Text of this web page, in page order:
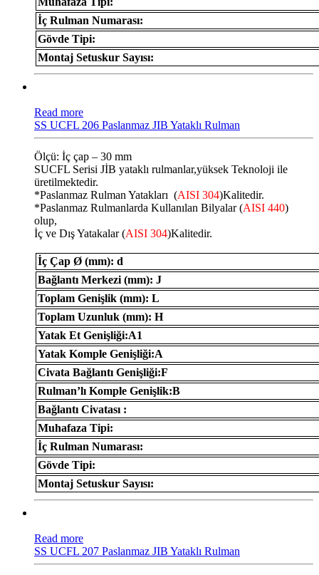
İç Rulman Numarası:
Gövde Tipi:
Montaj Setuskur Sayısı:
Read more
SS UCFL 206 Paslanmaz JIB Yataklı Rulman
Ölçü: İç çap – 30 mm
SUCFL Serisi JİB ​​yataklı rulmanlar,yüksek Teknoloji ile
üretilmektedir.
*Paslanmaz Rulman Yatakları (AISI 304)Kalitedir.
*Paslanmaz Rulmanlarda Kullanılan Bilyalar (AISI 440)
olup,
İç ve Dış Yatakalar (AISI 304)Kalitedir.
İç Çap Ø (mm): d
Bağlantı Merkezi (mm): J
Toplam Genişlik (mm): L
Toplam Uzunluk (mm): H
Yatak Et Genişliği:A1
Yatak Komple Genişliği:A
Civata Bağlantı Genişliği:F
Rulman’lı Komple Genişlik:B
Bağlantı Civatası :
Muhafaza Tipi:
İç Rulman Numarası:
Gövde Tipi:
Montaj Setuskur Sayısı:
Read more
SS UCFL 207 Paslanmaz JIB Yataklı Rulman